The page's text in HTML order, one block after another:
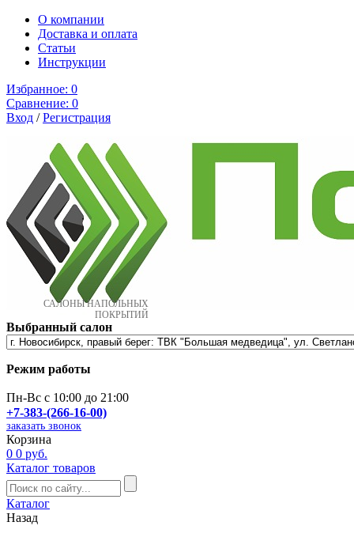
О компании
Доставка и оплата
Cтатьи
Инструкции
Избранное: 0
Сравнение: 0
Вход /Регистрация
САЛОНЫ НАПОЛЬНЫХ
ПОКРЫТИЙ
Выбранный салон
Режим работы
Пн-Вс с 10:00 до 21:00
+7-383-(266-16-00)
заказать звонок
Корзина
0 0 руб.
Каталог товаров
Каталог
Назад